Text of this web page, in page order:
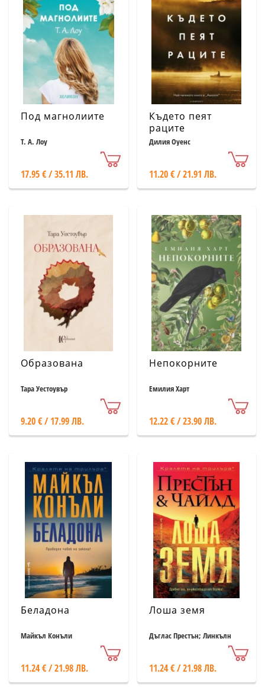
Под магнолиите
Т. А. Лоу
17.95 € / 35.11 ЛВ.
Където пеят
раците
Дилия Оуенс
11.20 € / 21.91 ЛВ.
Образована
Тара Уестоувър
9.20 € / 17.99 ЛВ.
Непокорните
Емилия Харт
12.22 € / 23.90 ЛВ.
Беладона
Майкъл Конъли
11.24 € / 21.98 ЛВ.
Лоша земя
Дъглас Престън; Линкълн
11.24 € / 21.98 ЛВ.